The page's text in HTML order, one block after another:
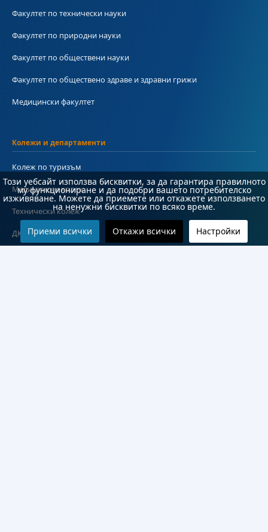
Факултет по технически науки
Факултет по природни науки
Факултет по обществени науки
Факултет по обществено здраве и здравни грижи
Медицински факултет
Колежи и департаменти
Колеж по туризъм
Медицински колеж
Технически колеж
ДКПРПС
Този уебсайт използва бисквитки, за да гарантира правилното
му функциониране и да подобри вашето потребителско
изживяване. Можете да приемете или откажете използването
на ненужни бисквитки по всяко време.
Приеми всички Откажи всички Настройки